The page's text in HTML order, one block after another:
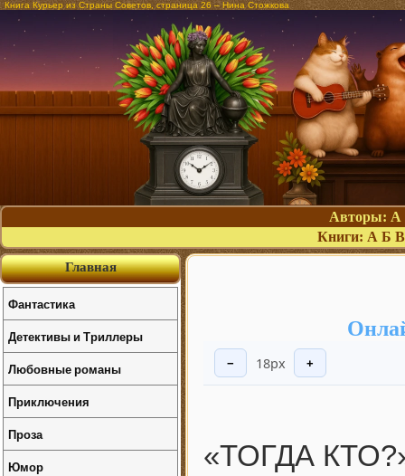
Книга Курьер из Страны Советов, страница 26 – Нина Стожкова
Авторы: А
Книги: А Б В
− 18px +
«ТОГДА
Главная
Фантастика
Детективы и Триллеры
Любовные романы
Приключения
Проза
Юмор